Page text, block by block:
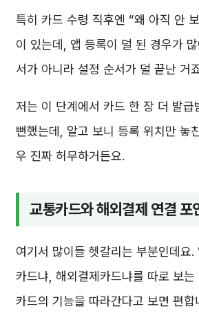
특히 카드 수령 직후엔 “왜 아직 안
이 있는데, 앱 등록이 덜 된 경우가
서가 아니라 설정 순서가 덜 끝난 거
저는 이 단계에서 카드 한 장 더 발급
뻔했는데, 알고 보니 등록 위치만 놓
우 진짜 허무하거든요.
교통카드와 해외결제 연결 포
여기서 많이들 헷갈리는 부분인데요.
카드냐, 해외결제카드냐를 따로 보는
카드의 기능을 따라간다고 보면 편합